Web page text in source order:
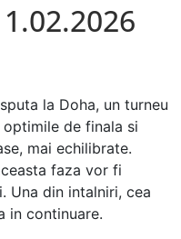
la Doha, un turneu
optimile de finala si
mai echilibrate.
faza vor fi
Una din intalniri, cea
in continuare.